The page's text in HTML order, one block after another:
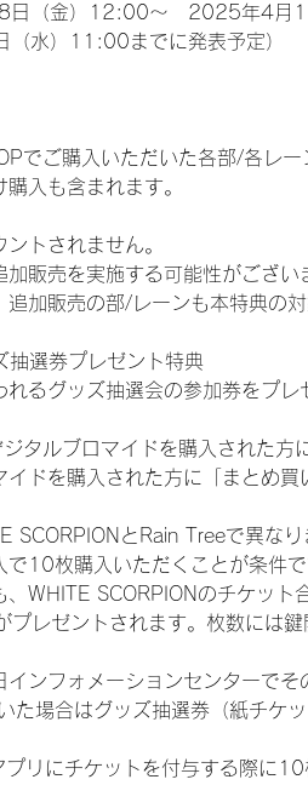
日（金）12:00～　2025年4月
水）11:00までに発表予定）
でご購入いただいた各部/各レ
入も含まれます。
トされません。
販売を実施する可能性がござい
加販売の部/レーンも本特典の対
選券プレゼント特典
るグッズ抽選会の参加券をプレ
タルブロマイドを購入された方
ドを購入された方に「まとめ
SCORPIONとRain Treeで異なり
で10枚購入いただくことが条件
、WHITE SCORPIONのチケッ
プレゼントされます。枚数には鍵
ンフォメーションセンターで
た場合はグッズ抽選券（紙チケ
プリにチケットを付与する際に